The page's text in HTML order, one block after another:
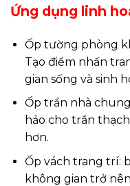
Ứng dụng linh
Ốp tường phòng
Tạo điểm nhấn
gian sống và sinh
Ốp trần nhà
hảo cho trần
hơn.
Ốp vách trang trí:
không gian trở